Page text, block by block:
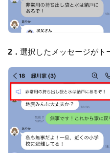
2． 選択したメッセージがト